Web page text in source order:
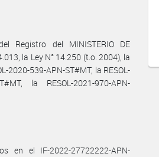
Registro del MINISTERIO DE
la Ley N° 14.250 (t.o. 2004), la
2020-539-APN-ST#MT, la RESOL-
la RESOL-2021-970-APN-
en el IF-2022-27722222-APN-